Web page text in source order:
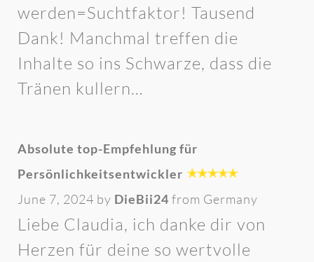
werden=Suchtfaktor! Tausend
Dank! Manchmal treffen die
Inhalte so ins Schwarze, dass die
Tränen kullern…
Absolute top-Empfehlung für
Persönlichkeitsentwickler
June 7, 2024 by DieBii24 from Germany
Liebe Claudia, ich danke dir von
Herzen für deine so wertvolle